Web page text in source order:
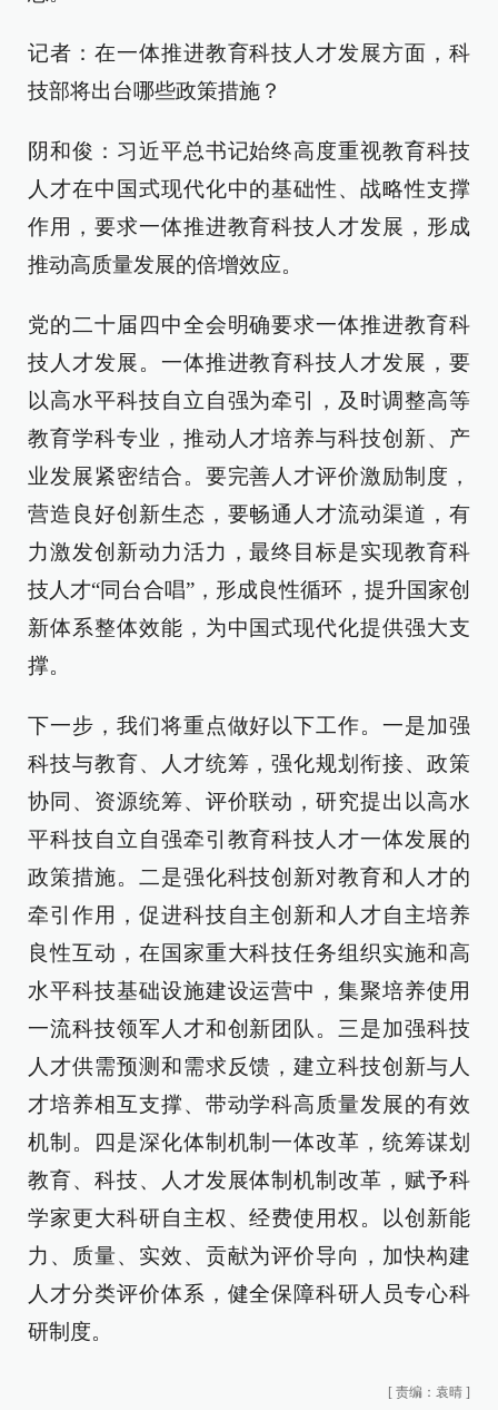
记者：在一体推进教育科技人才发展方面，科
技部将出台哪些政策措施？
阴和俊：习近平总书记始终高度重视教育科技
人才在中国式现代化中的基础性、战略性支撑
作用，要求一体推进教育科技人才发展，形成
推动高质量发展的倍增效应。
党的二十届四中全会明确要求一体推进教育科
技人才发展。一体推进教育科技人才发展，要
以高水平科技自立自强为牵引，及时调整高等
教育学科专业，推动人才培养与科技创新、产
业发展紧密结合。要完善人才评价激励制度，
营造良好创新生态，要畅通人才流动渠道，有
力激发创新动力活力，最终目标是实现教育科
技人才“同台合唱”，形成良性循环，提升国家创
新体系整体效能，为中国式现代化提供强大支
撑。
下一步，我们将重点做好以下工作。一是加强
科技与教育、人才统筹，强化规划衔接、政策
协同、资源统筹、评价联动，研究提出以高水
平科技自立自强牵引教育科技人才一体发展的
政策措施。二是强化科技创新对教育和人才的
牵引作用，促进科技自主创新和人才自主培养
良性互动，在国家重大科技任务组织实施和高
水平科技基础设施建设运营中，集聚培养使用
一流科技领军人才和创新团队。三是加强科技
人才供需预测和需求反馈，建立科技创新与人
才培养相互支撑、带动学科高质量发展的有效
机制。四是深化体制机制一体改革，统筹谋划
教育、科技、人才发展体制机制改革，赋予科
学家更大科研自主权、经费使用权。以创新能
力、质量、实效、贡献为评价导向，加快构建
人才分类评价体系，健全保障科研人员专心科
研制度。
[ 责编：袁晴 ]